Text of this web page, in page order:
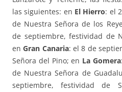
las siguientes: en El Hierro: el
de Nuestra Señora de los
de septiembre, festividad de
enGran Canaria: el 8 de
Señora del Pino; en La Gomera
de Nuestra Señora de
septiembre, festividad de